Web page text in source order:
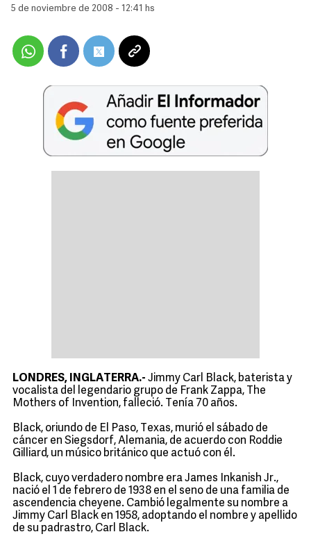
5 de noviembre de 2008 - 12:41 hs
LONDRES, INGLATERRA.- Jimmy Carl Black, baterista y
vocalista del legendario grupo de Frank Zappa, The
Mothers of Invention, falleció. Tenía 70 años.
Black, oriundo de El Paso, Texas, murió el sábado de
cáncer en Siegsdorf, Alemania, de acuerdo con Roddie
Gilliard, un músico británico que actuó con él.
Black, cuyo verdadero nombre era James Inkanish Jr.,
nació el 1 de febrero de 1938 en el seno de una familia de
ascendencia cheyene. Cambió legalmente su nombre a
Jimmy Carl Black en 1958, adoptando el nombre y apellido
de su padrastro, Carl Black.